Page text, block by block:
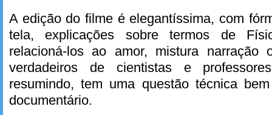
A edição do filme é elegantíssima, com
tela, explicações sobre termos de
relacioná-los ao amor, mistura narração
verdadeiros de cientistas e
resumindo, tem uma questão técnica
documentário.